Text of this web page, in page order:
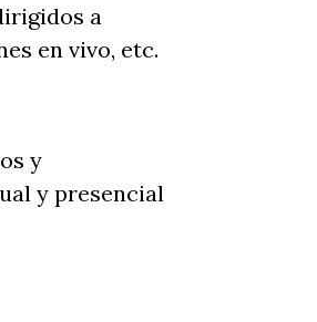
a
en vivo, etc.
y
y presencial